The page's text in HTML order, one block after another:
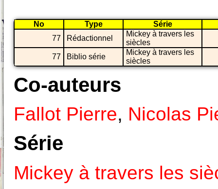
No Type
Série
77
Rédactionnel
Mickey à travers les
siècles
77
Biblio série
Mickey à travers les
siècles
Co-auteurs
Fallot Pierre, Nicolas
Série
Mickey à travers les